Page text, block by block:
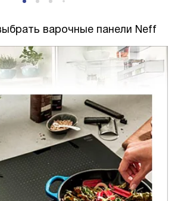
варочные панели Neff